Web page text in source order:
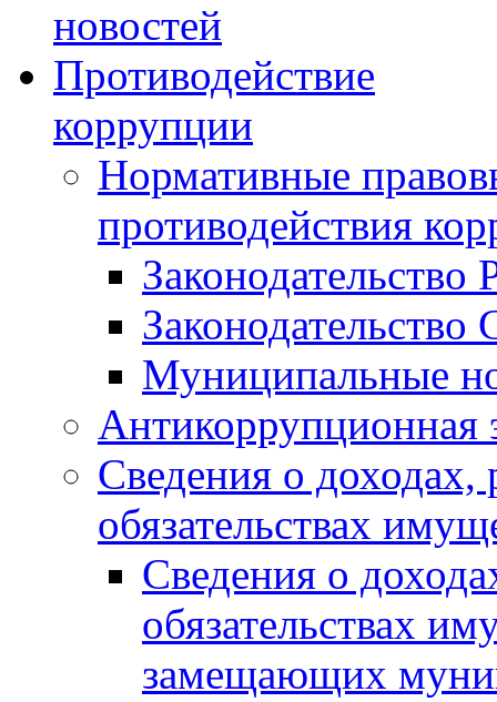
новостей
Противодействие
коррупции
Нормативные
противодействия
Законодательство
Муниципальные
Антикоррупционная
Сведения о доходах,
обязательствах
Сведения о
обязательствах
замещающих